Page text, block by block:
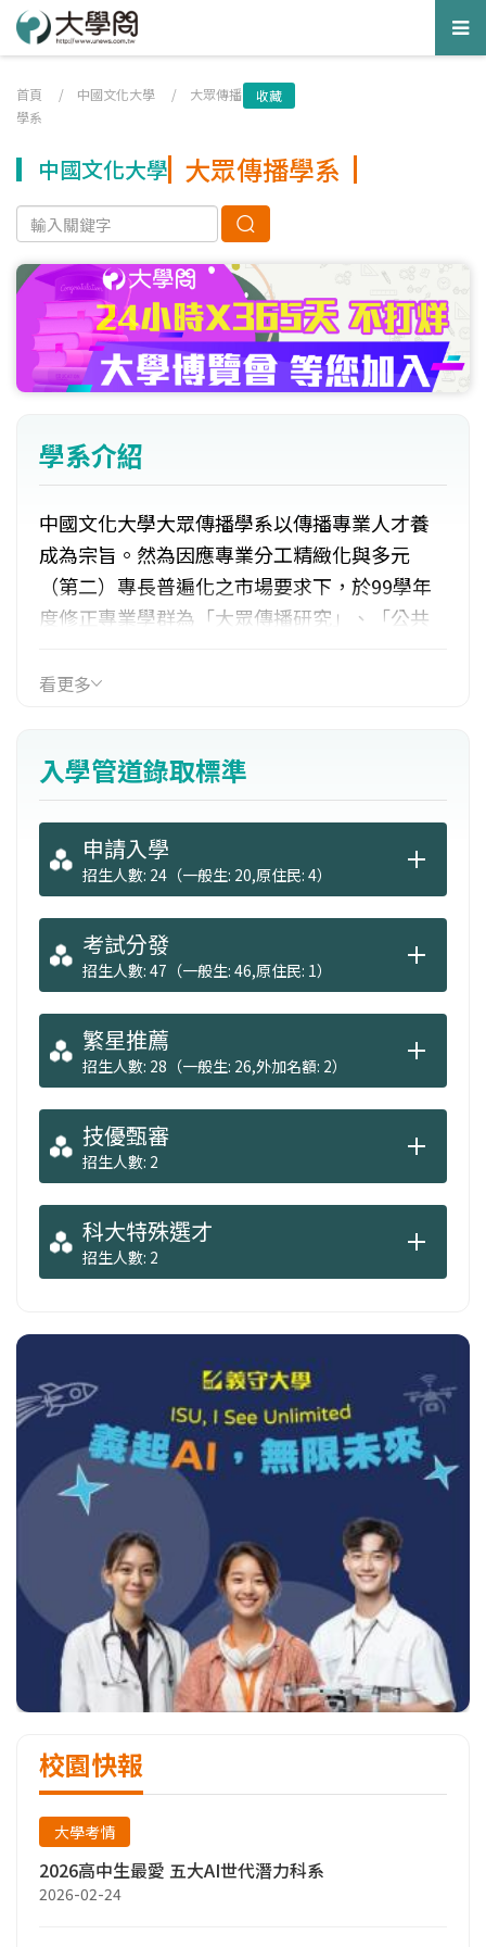
首頁 / 中國文化大學 / 大眾傳播
學系
收藏
中國文化大學 大眾傳播學系
學系介紹
中國文化大學大眾傳播學系以傳播專業人才養
成為宗旨。然為因應專業分工精緻化與多元
（第二）專長普遍化之市場要求下，於99學年
度修正專業學群為「大眾傳播研究」、「公共
習、高畫質HD、立體3D、數位音樂製作、策展
播人才。
看更多
入學管道錄取標準
申請入學
招生人數: 24（一般生: 20,原住民: 4）
考試分發
招生人數: 47（一般生: 46,原住民: 1）
繁星推薦
招生人數: 28（一般生: 26,外加名額: 2）
技優甄審
招生人數: 2
科大特殊選才
招生人數: 2
校園快報
大學考情
2026高中生最愛 五大AI世代潛力科系
2026-02-24